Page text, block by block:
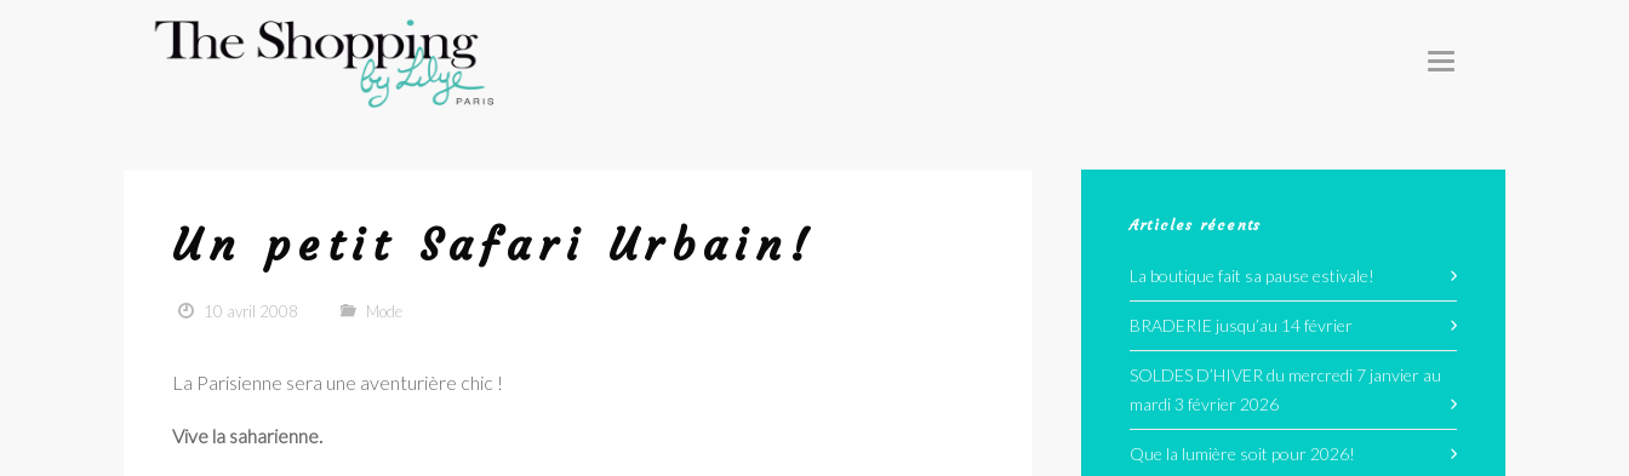
T
O
A
O
Un petit Safari Urbain!
10 avril 2008 Mode
La Parisienne sera une aventurière chic !
Vive la saharienne.
Articles récents
La boutique fait sa pause estivale!
BRADERIE jusqu’au 14 février
SOLDES D’HIVER du mercredi 7 janvier au
mardi 3 février 2026
Que la lumière soit pour 2026!